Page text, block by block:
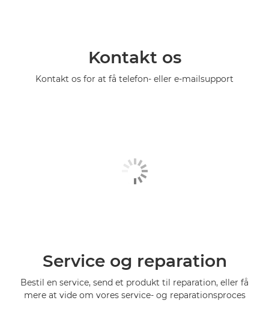
Kontakt os
Kontakt os for at få telefon- eller e-mailsupport
Service og reparation
Bestil en service, send et produkt til reparation, eller få
mere at vide om vores service- og reparationsproces